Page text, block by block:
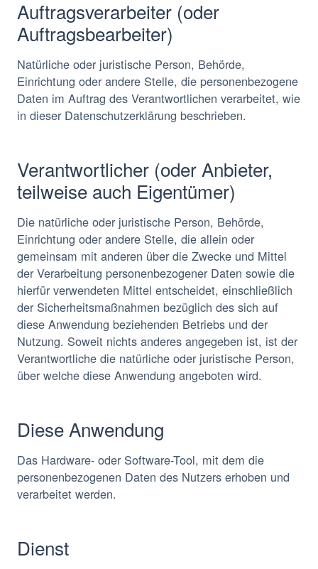
Auftragsverarbeiter (oder
Auftragsbearbeiter)
Natürliche oder juristische Person, Behörde,
Einrichtung oder andere Stelle, die personenbezogene
Daten im Auftrag des Verantwortlichen verarbeitet, wie
in dieser Datenschutzerklärung beschrieben.
Verantwortlicher (oder Anbieter,
teilweise auch Eigentümer)
Die natürliche oder juristische Person, Behörde,
Einrichtung oder andere Stelle, die allein oder
gemeinsam mit anderen über die Zwecke und Mittel
der Verarbeitung personenbezogener Daten sowie die
hierfür verwendeten Mittel entscheidet, einschließlich
der Sicherheitsmaßnahmen bezüglich des sich auf
diese Anwendung beziehenden Betriebs und der
Nutzung. Soweit nichts anderes angegeben ist, ist der
Verantwortliche die natürliche oder juristische Person,
über welche diese Anwendung angeboten wird.
Diese Anwendung
Das Hardware- oder Software-Tool, mit dem die
personenbezogenen Daten des Nutzers erhoben und
verarbeitet werden.
Dienst